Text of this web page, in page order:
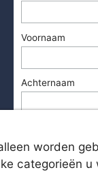
Voornaam
Achternaam
worden
categorieën